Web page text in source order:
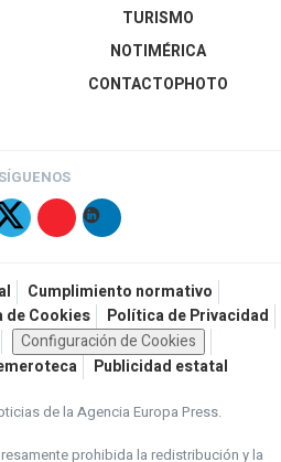
TURISMO
NOTIMÉRICA
CONTACTOPHOTO
Cumplimiento normativo
de Cookies
Política de Privacidad
Configuración de Cookies
Publicidad estatal
de la Agencia Europa Press.
prohibida la redistribución y la